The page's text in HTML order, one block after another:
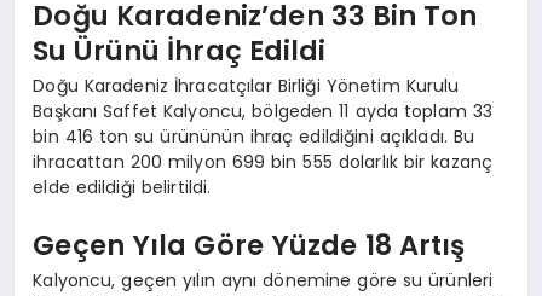
SIYASET
Doğu Karadeniz’den 33 Bin Ton
Su Ürünü İhraç Edildi
Doğu Karadeniz İhracatçılar Birliği Yönetim Kurulu
Başkanı Saffet Kalyoncu, bölgeden 11 ayda toplam 33
bin 416 ton su ürününün ihraç edildiğini açıkladı. Bu
ihracattan 200 milyon 699 bin 555 dolarlık bir kazanç
elde edildiği belirtildi.
Geçen Yıla Göre Yüzde 18 Artış
Kalyoncu, geçen yılın aynı dönemine göre su ürünleri